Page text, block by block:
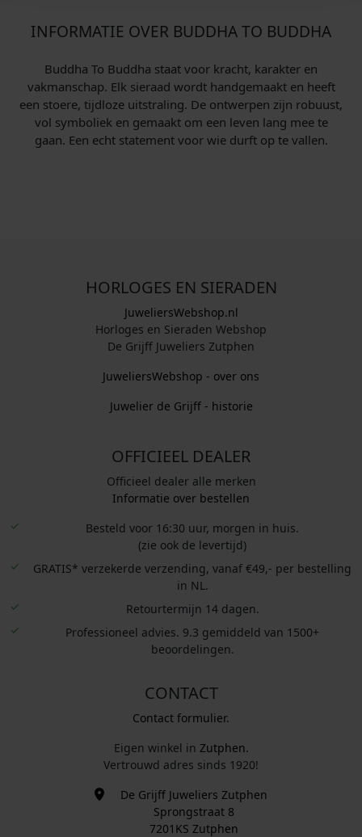
INFORMATIE OVER BUDDHA TO BUDDHA
Buddha To Buddha staat voor kracht, karakter en
vakmanschap. Elk sieraad wordt handgemaakt en heeft
een stoere, tijdloze uitstraling. De ontwerpen zijn robuust,
vol symboliek en gemaakt om een leven lang mee te
gaan. Een echt statement voor wie durft op te vallen.
HORLOGES EN SIERADEN
JuweliersWebshop.nl
Horloges en Sieraden Webshop
De Grijff Juweliers Zutphen
JuweliersWebshop - over ons
Juwelier de Grijff - historie
OFFICIEEL DEALER
Officieel dealer alle merken
Informatie over bestellen
Besteld voor 16:30 uur, morgen in huis.
(zie ook de levertijd)
GRATIS* verzekerde verzending, vanaf €49,- per bestelling
in NL.
Retourtermijn 14 dagen.
Professioneel advies. 9.3 gemiddeld van 1500+
beoordelingen.
CONTACT
Contact formulier.
Eigen winkel in Zutphen.
Vertrouwd adres sinds 1920!
De Grijff Juweliers Zutphen
Sprongstraat 8
7201KS Zutphen